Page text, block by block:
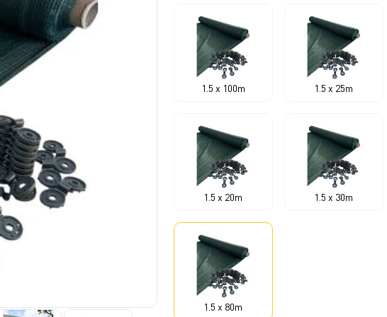
1.5 x 100m 1.5 x 25m
1.5 x 20m 1.5 x 30m
1.5 x 80m